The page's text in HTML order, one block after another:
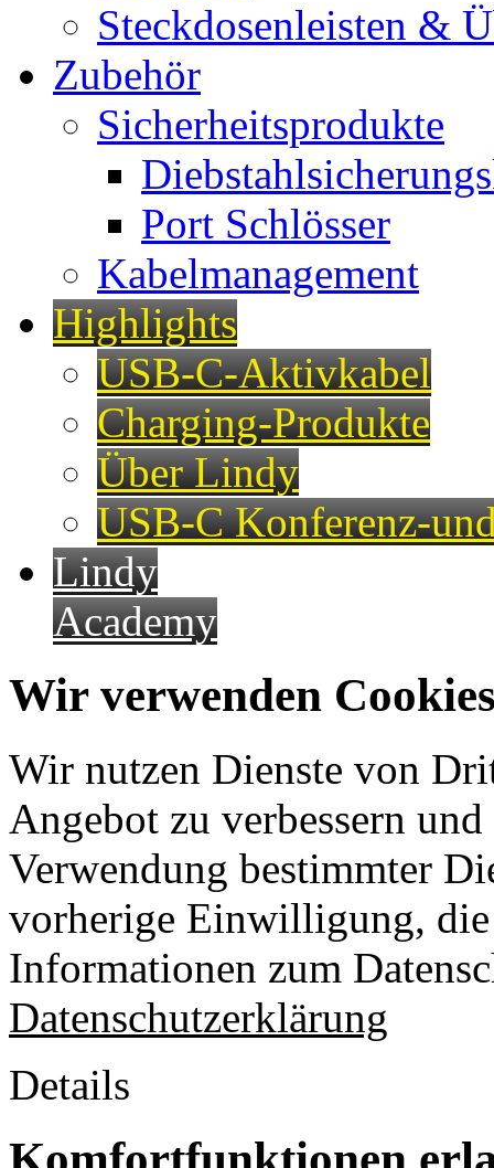
Steckdosenleisten &
Zubehör
Sicherheitsprodukte
Port Schlösser
Kabelmanagement
Highlights
USB-C-Aktivkabel
Charging-Produkte
Über Lindy
USB-C Konferenz-
Lindy
Academy
Wir verwenden
Wir nutzen Dienste von
Angebot zu verbessern
Verwendung bestimmter
vorherige Einwilligung,
Informationen zum
Datenschutzerklärung
Details